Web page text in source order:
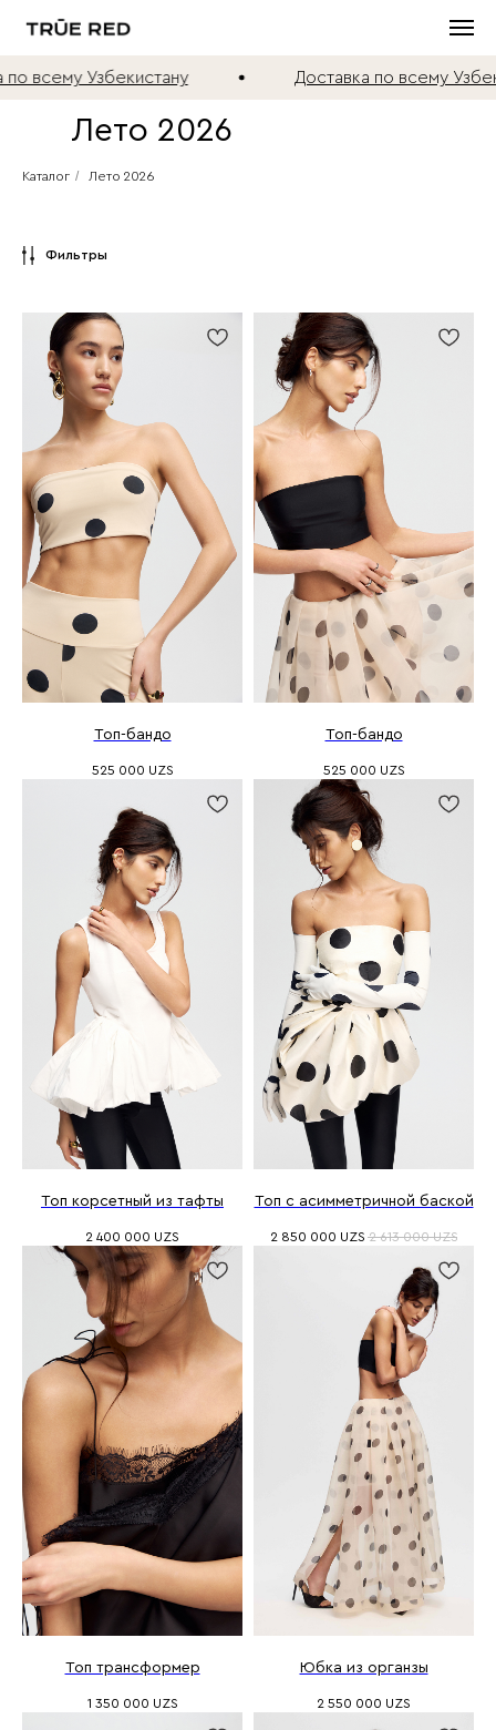
Доставка по всему Узбекистану
Лето 2026
Каталог / Лето 2026
Фильтры
Топ-бандо
525 000 UZS
Топ-бандо
525 000 UZS
Топ корсетный из тафты
2 400 000 UZS
Топ с асимметричной баской
2 850 000 UZS 2 613 000 UZS
Топ трансформер
1 350 000 UZS
Юбка из органзы
2 550 000 UZS